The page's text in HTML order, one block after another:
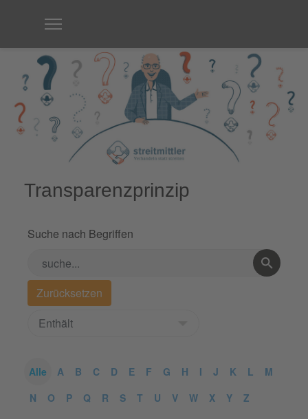
Transparenzprinzip
Suche nach Begriffen
Alle A B C D E F G H I J K L
M
N
O P Q R S T U V W X Y Z